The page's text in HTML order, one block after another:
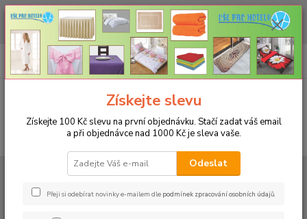
CHCETE NAKOUPIT VĚTŠÍ MNOŽSTVÍ NAŠICH PRODUKTŮ ZA LEPŠÍ
CENU? Klikněte ZDE
CZK
+420 773 794 023
Pondělí-pátek 9-16 hodin
0ks
za0 Kč
UBRUSY
Slavnostní ubrusy Magnolia s vodoodpudivou úpravou
Ubrus magnolia kulatý 140cm -
Získejte slevu
Získejte 100 Kč slevu na první objednávku. Stačí zadat váš email
a při objednávce nad 1000 Kč je sleva vaše.
Odeslat
Přeji si odebírat novinky e-mailem dle podmínek zpracování osobních údajů.